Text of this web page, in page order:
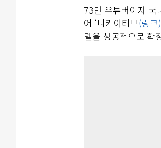
73만 유튜버이자 국
어 ‘니키아티브(링크)
델을 성공적으로 확